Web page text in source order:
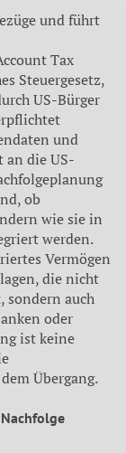
und führt
Tax
Steuergesetz,
US-Bürger
und
an die US-
ob
wie sie in
werden.
Vermögen
die nicht
sondern auch
oder
ist keine
Übergang.